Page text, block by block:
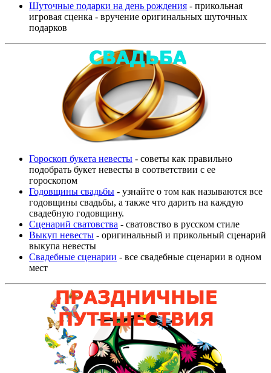
Шуточные подарки на день рождения - прикольная
игровая сценка - вручение оригинальных шуточных
подарков
Гороскоп букета невесты - советы как правильно
подобрать букет невесты в соответствии с ее
гороскопом
Годовщины свадьбы - узнайте о том как называются все
годовщины свадьбы, а также что дарить на каждую
свадебную годовщину.
Сценарий сватовства - сватовство в русском стиле
Выкуп невесты - оригинальный и прикольный сценарий
выкупа невесты
Свадебные сценарии - все свадебные сценарии в одном
мест